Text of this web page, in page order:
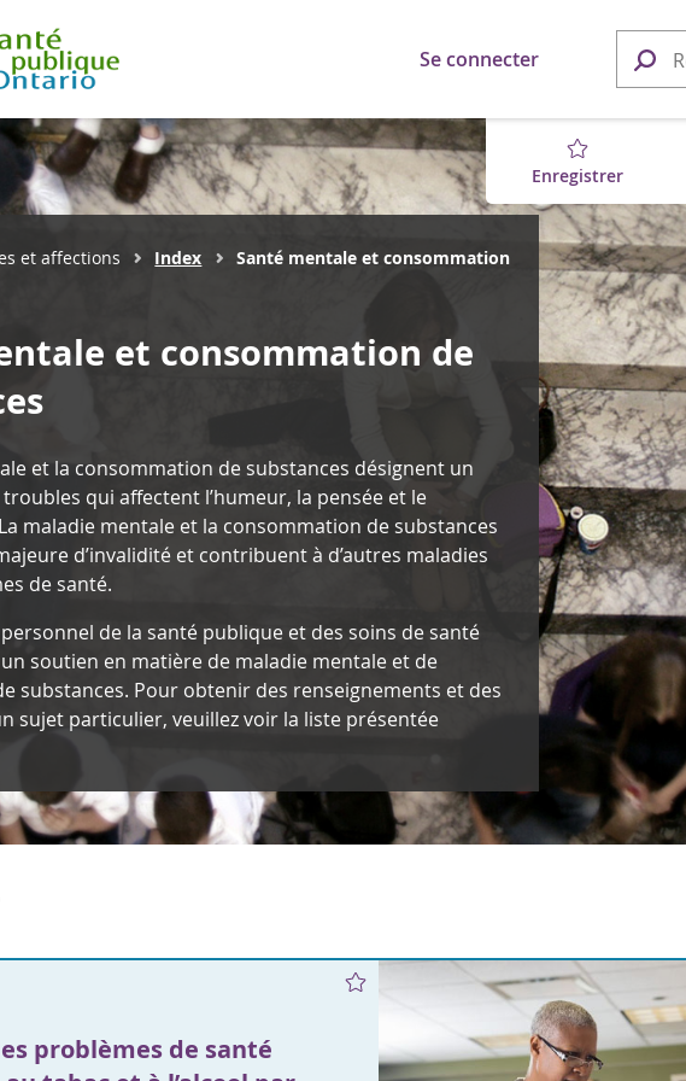
Se connecter
Enregistrer
et affections Index
Santé mentale et consommation
et consommation de
et la consommation de substances désignent un
qui affectent l’humeur, la pensée et le
maladie mentale et la consommation de substances
d’invalidité et contribuent à d’autres maladies
de santé.
de la santé publique et des soins de santé
soutien en matière de maladie mentale et de
substances. Pour obtenir des renseignements et des
sujet particulier, veuillez voir la liste présentée
problèmes de santé